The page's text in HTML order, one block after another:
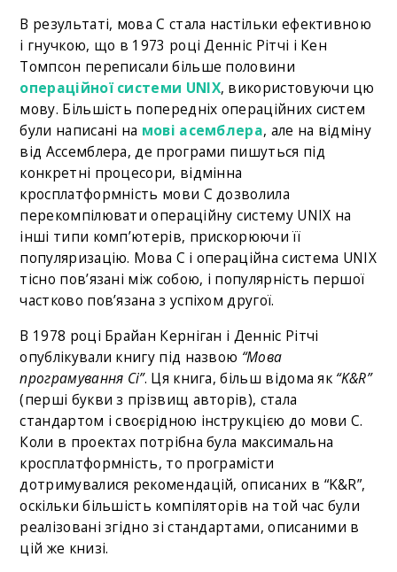
В результаті, мова C стала настільки ефективною
і гнучкою, що в 1973 році Денніс Рітчі і Кен
Томпсон переписали більше половини
операційної системи UNIX, використовуючи цю
мову. Більшість попередніх операційних систем
були написані на мові асемблера, але на відміну
від Ассемблера, де програми пишуться під
конкретні процесори, відмінна
кросплатформність мови C дозволила
перекомпілювати операційну систему UNIX на
інші типи комп’ютерів, прискорюючи її
популяризацію. Мова C і операційна система UNIX
тісно пов’язані між собою, і популярність першої
частково пов’язана з успіхом другої.
В 1978 році Брайан Керніган і Денніс Рітчі
опублікували книгу під назвою “Мова
програмування Сі”. Ця книга, більш відома як “K&R”
(перші букви з прізвищ авторів), стала
стандартом і своєрідною інструкцією до мови С.
Коли в проектах потрібна була максимальна
кросплатформність, то програмісти
дотримувалися рекомендацій, описаних в “K&R”,
оскільки більшість компіляторів на той час були
реалізовані згідно зі стандартами, описаними в
цій же книзі.